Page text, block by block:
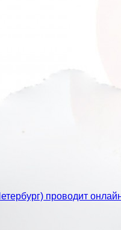
проводит